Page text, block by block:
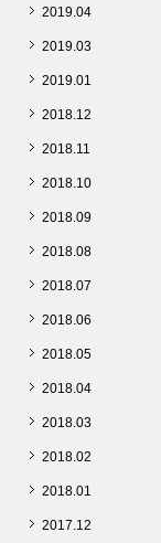
2019.04
2019.03
2019.01
2018.12
2018.11
2018.10
2018.09
2018.08
2018.07
2018.06
2018.05
2018.04
2018.03
2018.02
2018.01
2017.12